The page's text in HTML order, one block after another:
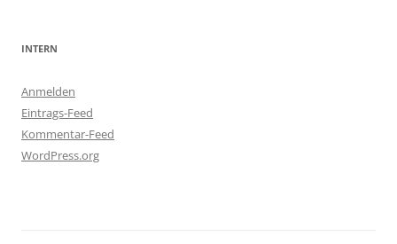
INTERN
Anmelden
Eintrags-Feed
Kommentar-Feed
WordPress.org